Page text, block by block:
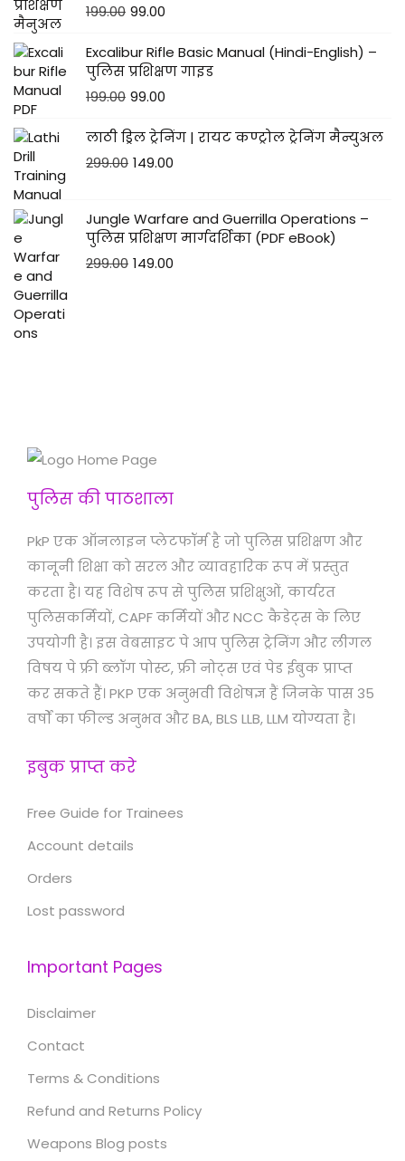
199.00 99.00
Excalibur Rifle Basic Manual (Hindi-English) –
पुलिस प्रशिक्षण गाइड
199.00 99.00
लाठी ड्रिल ट्रेनिंग | रायट कण्ट्रोल ट्रेनिंग मैन्युअल
299.00 149.00
Jungle Warfare and Guerrilla Operations –
पुलिस प्रशिक्षण मार्गदर्शिका (PDF eBook)
299.00 149.00
पुलिस की पाठशाला
PkP एक ऑनलाइन प्लेटफॉर्म है जो पुलिस प्रशिक्षण और
कानूनी शिक्षा को सरल और व्यावहारिक रूप में प्रस्तुत
करता है। यह विशेष रूप से पुलिस प्रशिक्षुओं, कार्यरत
पुलिसकर्मियों, CAPF कर्मियों और NCC कैडेट्स के लिए
उपयोगी है। इस वेबसाइट पे आप पुलिस ट्रेनिंग और लीगल
विषय पे फ्री ब्लॉग पोस्ट, फ्री नोट्स एवं पेड ईबुक प्राप्त
कर सकते हैं। PKP एक अनुभवी विशेषज्ञ हैं जिनके पास 35
वर्षों का फील्ड अनुभव और BA, BLS LLB, LLM योग्यता है।
इबुक प्राप्त करे
Free Guide for Trainees
Account details
Orders
Lost password
Important Pages
Disclaimer
Contact
Terms & Conditions
Refund and Returns Policy
Weapons Blog posts